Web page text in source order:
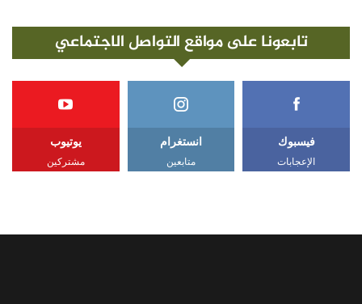
تابعونا على مواقع التواصل الاجتماعي
فيسبوك
الإعجابات
انستغرام
متابعين
يوتيوب
مشتركين